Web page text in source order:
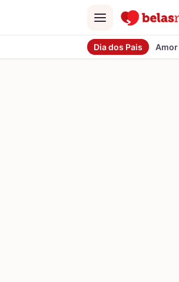
Menu
Dia dos Pais Amor